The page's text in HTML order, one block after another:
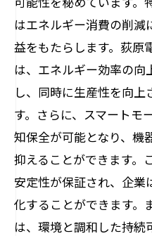
はエネルギー消費の削減
益をもたらします。荻原
は、エネルギー効率の
し、同時に生産性を向上
す。さらに、スマートモ
知保全が可能となり、機
抑えることができます。
安定性が保証され、企
化することができます。
は、環境と調和した持